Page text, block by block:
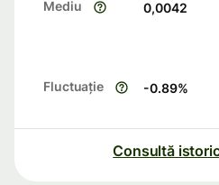
Mediu 0,0042
Fluctuație -0.89%
Consultă